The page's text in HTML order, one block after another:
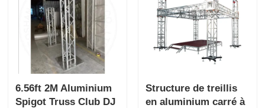
6.56ft 2M Aluminium
Spigot Truss Club DJ
Structure de treillis
en aluminium carré à